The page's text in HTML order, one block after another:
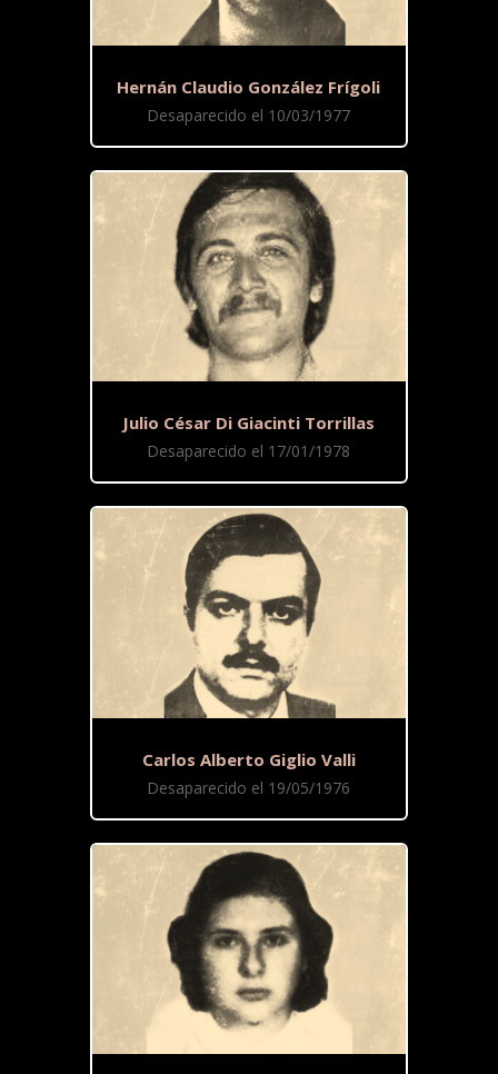
Hernán Claudio González Frígoli
Desaparecido el 10/03/1977
Julio César Di Giacinti Torrillas
Desaparecido el 17/01/1978
Carlos Alberto Giglio Valli
Desaparecido el 19/05/1976